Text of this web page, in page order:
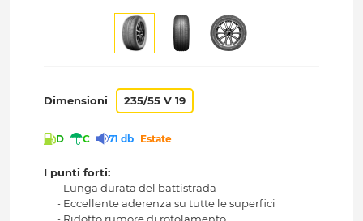
Dimensioni 235/55 V 19
D C 71 db Estate
I punti forti:
- Lunga durata del battistrada
- Eccellente aderenza su tutte le superfici